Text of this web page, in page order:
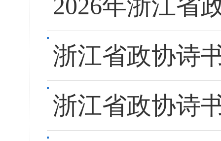
2026年浙江省
浙江省政协诗
浙江省政协诗